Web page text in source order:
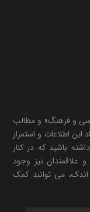
و فرهنگ» و مطالب
اطلاعات و استمرار
باشید که در کنار
نیز وجود
می توانند کمک